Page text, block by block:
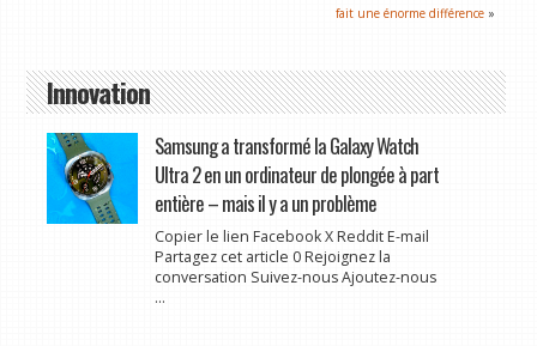
fait une énorme différence »
Innovation
Samsung a transformé la Galaxy Watch
Ultra 2 en un ordinateur de plongée à part
entière – mais il y a un problème
Copier le lien Facebook X Reddit E-mail
Partagez cet article 0 Rejoignez la
conversation Suivez-nous Ajoutez-nous
...